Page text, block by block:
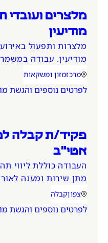
מלצרים ועובדי
מודיעין
מלצרות ותפעול
מודיעין. עבודה
תנאים טובים למתאימים
אזור המשרה
מרכזקטגוריית משרה
מזון ומשקאות
לפרטים נוספים והגשת
פקיד/ת קבלה
אטי"ב
העבודה כוללת ליווי
מתן שירות ומענה
בהזמנות נכנסות ועוד.
בוקר/ערב/לילה (כולל
מיועדת לנשים
אזור המשרה
צפוןקטגוריית משרה
קבלה
לפרטים נוספים והגשת